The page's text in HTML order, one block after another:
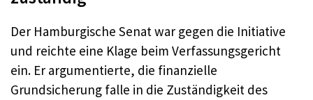
Der Hamburgische Senat war gegen die Initiative
und reichte eine Klage beim Verfassungsgericht
ein. Er argumentierte, die finanzielle
Grundsicherung falle in die Zuständigkeit des